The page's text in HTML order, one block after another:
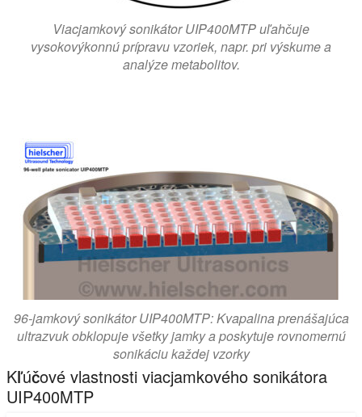
Viacjamkový sonikátor UIP400MTP uľahčuje
vysokovýkonnú prípravu vzoriek, napr. pri výskume a
analýze metabolitov.
96-jamkový sonikátor UIP400MTP: Kvapalina prenášajúca
ultrazvuk obklopuje všetky jamky a poskytuje rovnomernú
sonikáciu každej vzorky
Kľúčové vlastnosti viacjamkového sonikátora
UIP400MTP